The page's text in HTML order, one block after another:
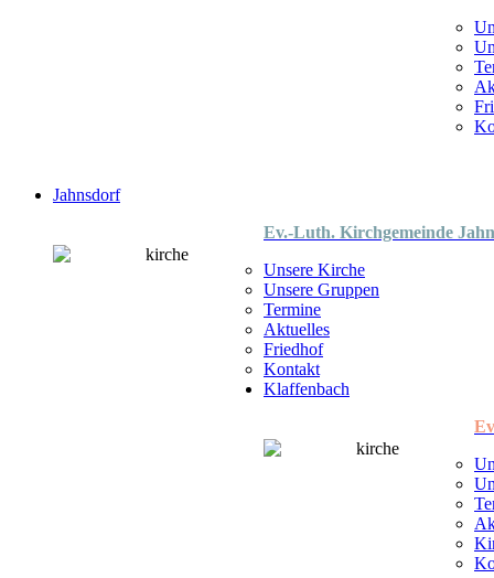
Jahnsdorf
Ev.-Luth. Kirchgemeinde
Unsere Kirche
Unsere Gruppen
Termine
Aktuelles
Friedhof
Kontakt
Klaffenbach